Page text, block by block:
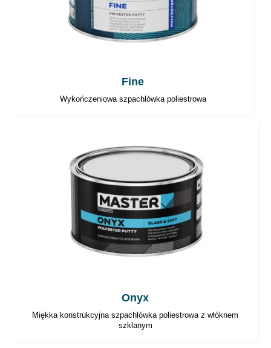
Fine
Wykończeniowa szpachlówka poliestrowa
Onyx
Miękka konstrukcyjna szpachlówka poliestrowa z włóknem
szklanym